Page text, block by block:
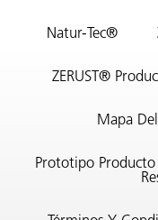
Natur-Tec®
ZERUST®
Mapa
Prototipo Producto